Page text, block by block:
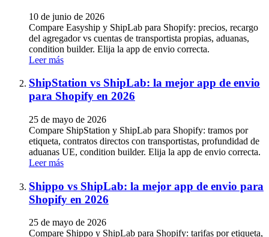
10 de junio de 2026
Compare Easyship y ShipLab para Shopify: precios, recargo
del agregador vs cuentas de transportista propias, aduanas,
condition builder. Elija la app de envio correcta.
Leer más
ShipStation vs ShipLab: la mejor app de envio
para Shopify en 2026
25 de mayo de 2026
Compare ShipStation y ShipLab para Shopify: tramos por
etiqueta, contratos directos con transportistas, profundidad de
aduanas UE, condition builder. Elija la app de envio correcta.
Leer más
Shippo vs ShipLab: la mejor app de envio para
Shopify en 2026
25 de mayo de 2026
Compare Shippo y ShipLab para Shopify: tarifas por etiqueta,